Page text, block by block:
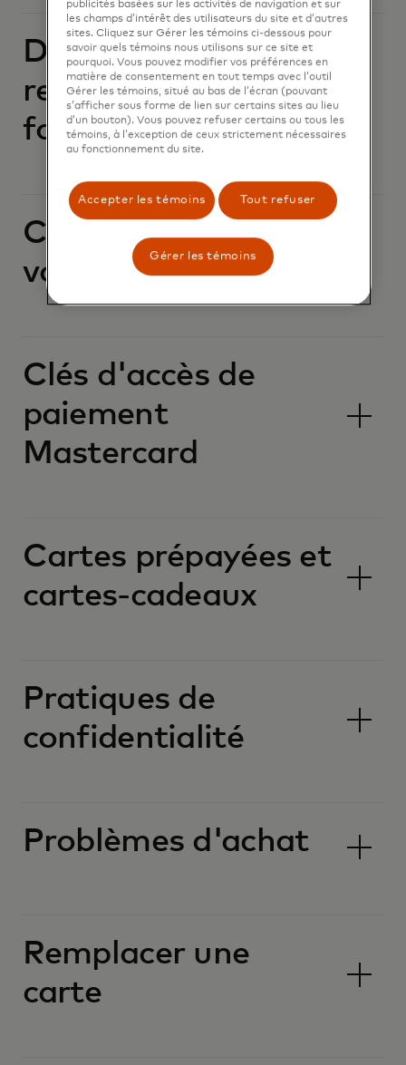
Demandes de
renseignements des
forces de l'ordre
Carte perdue ou
volée
Clés d'accès de
paiement
Mastercard
Cartes prépayées et
cartes-cadeaux
Pratiques de
confidentialité
Problèmes d'achat
Remplacer une
carte
publicités basées sur les activités de navigation et sur
les champs d’intérêt des utilisateurs du site et d’autres
sites. Cliquez sur Gérer les témoins ci-dessous pour
savoir quels témoins nous utilisons sur ce site et
pourquoi. Vous pouvez modifier vos préférences en
matière de consentement en tout temps avec l’outil
Gérer les témoins, situé au bas de l’écran (pouvant
s’afficher sous forme de lien sur certains sites au lieu
d’un bouton). Vous pouvez refuser certains ou tous les
témoins, à l’exception de ceux strictement nécessaires
au fonctionnement du site.
Accepter les témoins Tout refuser
Gérer les témoins